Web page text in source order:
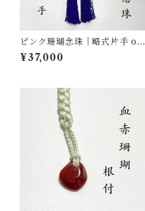
ピンク珊瑚念珠｜略式片手 ot-
013
¥37,000